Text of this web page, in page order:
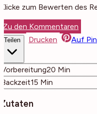
Klicke zum Bewerten des
Zu den Kommentaren
Teilen Drucken Auf
Vorbereitung20 Minuten
Min
Backzeit15 Minuten
Min
Zutaten